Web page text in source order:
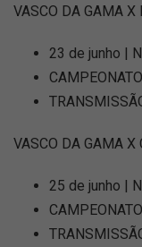
VASCO DA GAMA X
23 de junho |
VASCO DA GAMA X
25 de junho |